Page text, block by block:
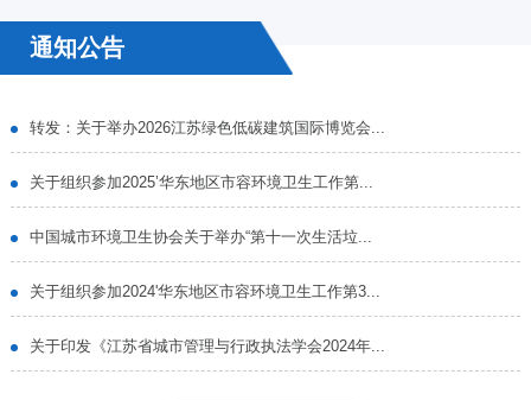
通知公告
转发：关于举办2026江苏绿色低碳建筑国际博览会...
关于组织参加2025’华东地区市容环境卫生工作第...
中国城市环境卫生协会关于举办“第十一次生活垃...
关于组织参加2024'华东地区市容环境卫生工作第3...
关于印发《江苏省城市管理与行政执法学会2024年...